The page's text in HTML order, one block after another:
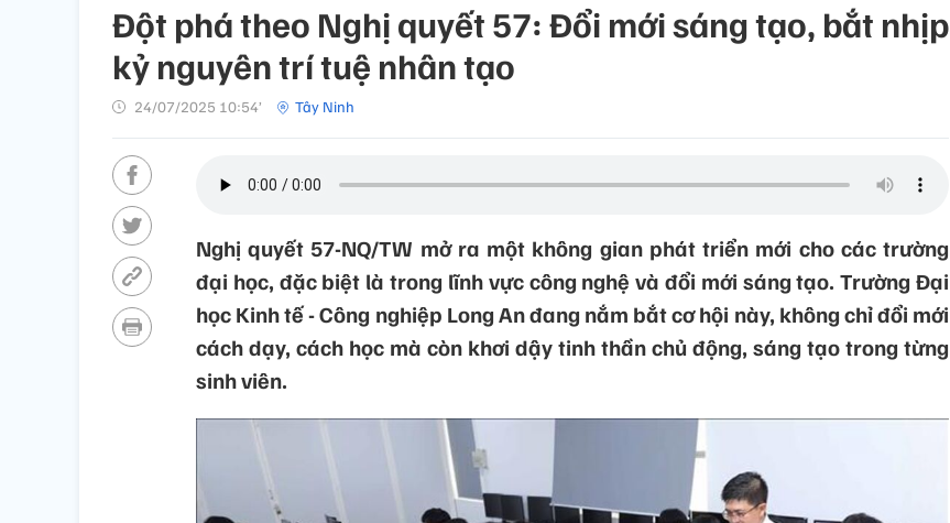
Đột phá theo Nghị quyết 57: Đổi mới sáng tạo, bắt nhịp
kỷ nguyên trí tuệ nhân tạo
24/07/2025 10:54’ Tây Ninh
Nghị quyết 57-NQ/TW mở ra một không gian phát triển mới cho các trường
đại học, đặc biệt là trong lĩnh vực công nghệ và đổi mới sáng tạo. Trường Đại
học Kinh tế - Công nghiệp Long An đang nắm bắt cơ hội này, không chỉ đổi mới
cách dạy, cách học mà còn khơi dậy tinh thần chủ động, sáng tạo trong từng
sinh viên.